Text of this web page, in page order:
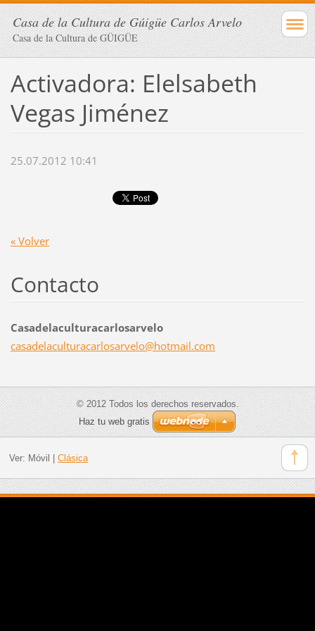
Casa de la Cultura de Gúigüe Carlos Arvelo
Casa de la Cultura de GÜIGÜE
Activadora: Elelsabeth
Vegas Jiménez
25.07.2012 10:41
« Volver
Contacto
Casadelaculturacarlosarvelo
casadelaculturacarlosarvelo@hotmail.com
© 2012 Todos los derechos reservados.
Haz tu web gratis
Ver: Móvil Clásica